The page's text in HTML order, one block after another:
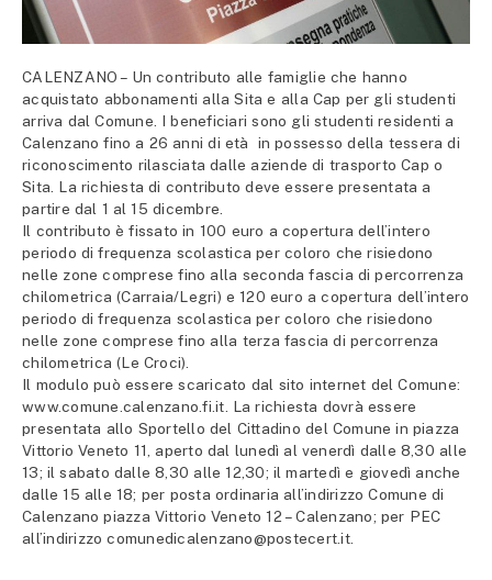
CALENZANO – Un contributo alle famiglie che hanno
acquistato abbonamenti alla Sita e alla Cap per gli studenti
arriva dal Comune. I beneficiari sono gli studenti residenti a
Calenzano fino a 26 anni di età in possesso della tessera di
riconoscimento rilasciata dalle aziende di trasporto Cap o
Sita. La richiesta di contributo deve essere presentata a
partire dal 1 al 15 dicembre.
Il contributo è fissato in 100 euro a copertura dell’intero
periodo di frequenza scolastica per coloro che risiedono
nelle zone comprese fino alla seconda fascia di percorrenza
chilometrica (Carraia/Legri) e 120 euro a copertura dell’intero
periodo di frequenza scolastica per coloro che risiedono
nelle zone comprese fino alla terza fascia di percorrenza
chilometrica (Le Croci).
Il modulo può essere scaricato dal sito internet del Comune:
www.comune.calenzano.fi.it. La richiesta dovrà essere
presentata allo Sportello del Cittadino del Comune in piazza
Vittorio Veneto 11, aperto dal lunedì al venerdì dalle 8,30 alle
13; il sabato dalle 8,30 alle 12,30; il martedì e giovedì anche
dalle 15 alle 18; per posta ordinaria all’indirizzo Comune di
Calenzano piazza Vittorio Veneto 12 – Calenzano; per PEC
all’indirizzo comunedicalenzano@postecert.it.